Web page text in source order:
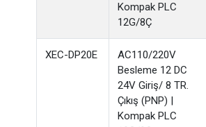
Kompak PLC
12G/8Ç
XEC-DP20E
AC110/220V
Besleme 12 DC
24V Giriş/ 8 TR.
Çıkış (PNP) |
Kompak PLC